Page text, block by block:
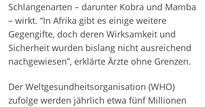
Schlangenarten – darunter Kobra und Mamba
– wirkt. “In Afrika gibt es einige weitere
Gegengifte, doch deren Wirksamkeit und
Sicherheit wurden bislang nicht ausreichend
nachgewiesen”, erklärte Ärzte ohne Grenzen.
Der Weltgesundheitsorganisation (WHO)
zufolge werden jährlich etwa fünf Millionen